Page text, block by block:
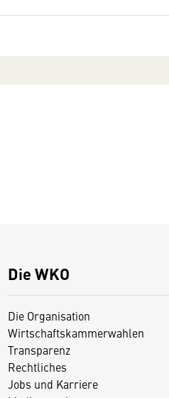
Die WKO
Die Organisation
Wirtschaftskammerwahlen
Transparenz
Rechtliches
Jobs und Karriere